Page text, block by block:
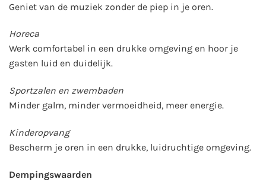
Geniet van de muziek zonder de piep in je oren.
Horeca
Werk comfortabel in een drukke omgeving en hoor je
gasten luid en duidelijk.
Sportzalen en zwembaden
Minder galm, minder vermoeidheid, meer energie.
Kinderopvang
Bescherm je oren in een drukke, luidruchtige omgeving.
Dempingswaarden